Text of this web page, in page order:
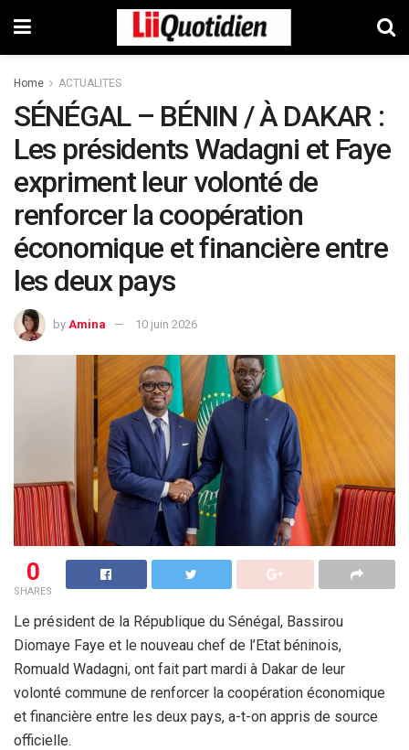
Home ACTUALITES
SÉNÉGAL – BÉNIN / À DAKAR :
Les présidents Wadagni et Faye
expriment leur volonté de
renforcer la coopération
économique et financière entre
les deux pays
by Amina 10 juin 2026
0
SHARES
Le président de la République du Sénégal, Bassirou
Diomaye Faye et le nouveau chef de l’Etat béninois,
Romuald Wadagni, ont fait part mardi à Dakar de leur
volonté commune de renforcer la coopération économique
et financière entre les deux pays, a-t-on appris de source
officielle.